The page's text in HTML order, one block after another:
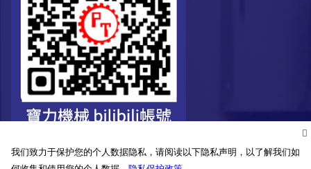
我们致力于保护您的个人数据隐私，请阅读以下隐私声明，以了解我们如